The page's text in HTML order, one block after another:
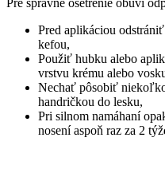
Pre správne ošetrenie obuvi
Pred aplikáciou
kefou,
Použiť hubku alebo
vrstvu krému alebo
Nechať pôsobiť
handričkou do lesku,
Pri silnom namáhaní
nosení aspoň raz za 2